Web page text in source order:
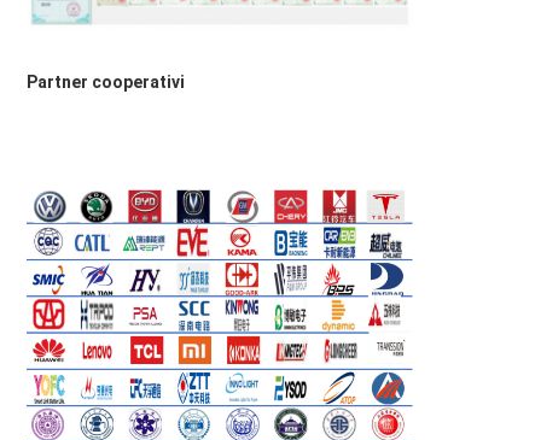
Partner cooperativi